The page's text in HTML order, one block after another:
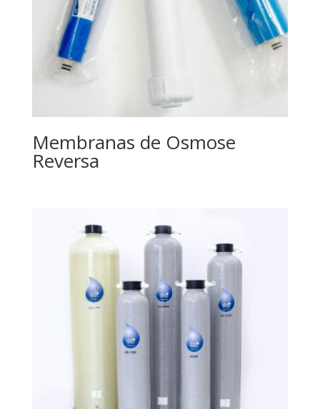
Membranas de Osmose
Reversa